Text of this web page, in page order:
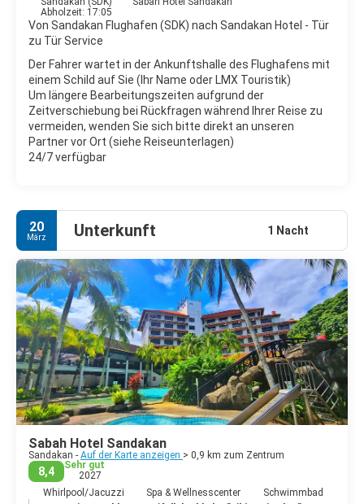
Dschungel gewöhnt werden.
- Turtle Islands Park. Drei Inseln im Sulu-Meer, wo man
Schildkrötenschutz in Aktion sehen kann.
Abholzeit: 17:05
Von Sandakan Flughafen (SDK) nach Sandakan Hotel - Tür
zu Tür Service
Der Fahrer wartet in der Ankunftshalle des Flughafens mit
einem Schild auf Sie (Ihr Name oder LMX Touristik)
Um längere Bearbeitungszeiten aufgrund der
Zeitverschiebung bei Rückfragen während Ihrer Reise zu
vermeiden, wenden Sie sich bitte direkt an unseren
Partner vor Ort (siehe Reiseunterlagen)
24/7 verfügbar
20
März Unterkunft 1 Nacht
Sabah Hotel Sandakan
Sandakan - Auf der Karte anzeigen > 0,9 km zum Zentrum
8,4
Sehr gut
2027
Whirlpool/Jacuzzi
Spa & Wellnesscenter
Schwimmbad